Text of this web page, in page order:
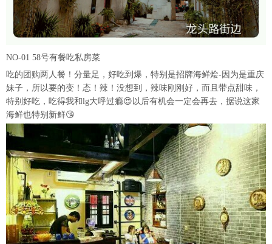
NO-01 58号有餐吃私房菜
吃的团购两人餐！分量足，好吃到爆，特别是招牌海鲜烩-因为是重庆
妹子，所以要的变！态！辣！没想到，辣味刚刚好，而且带点甜味，
特别好吃，吃得我和lg大呼过瘾😍以后有机会一定会再去，据说这家
海鲜也特别新鲜😘